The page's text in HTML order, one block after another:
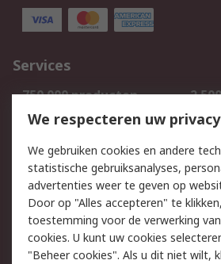
Services
750.000 producten
Bestellen
Track & Trace
Wettelijk
Cookiebeleid
Privacybeleid
We respecteren uw privacy
We gebruiken cookies en andere
statistische gebruiksanalyses,
advertenties weer te geven op
Door op "Alles accepteren" te
toestemming voor de verwerking
cookies. U kunt uw cookies
"Beheer cookies". Als u dit niet wilt,